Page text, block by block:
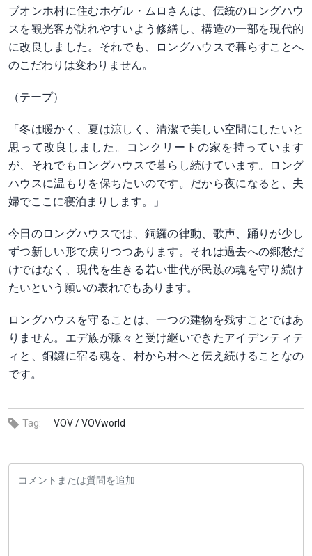
ブオンホ村に住むホゲル・ムロさんは、伝統のロングハウ
スを観光客が訪れやすいよう修繕し、構造の一部を現代的
に改良しました。それでも、ロングハウスで暮らすことへ
のこだわりは変わりません。
（テープ）
「冬は暖かく、夏は涼しく、清潔で美しい空間にしたいと
思って改良しました。コンクリートの家を持っています
が、それでもロングハウスで暮らし続けています。ロング
ハウスに温もりを保ちたいのです。だから夜になると、夫
婦でここに寝泊まりします。」
今日のロングハウスでは、銅鑼の律動、歌声、踊りが少し
ずつ新しい形で戻りつつあります。それは過去への郷愁だ
けではなく、現代を生きる若い世代が民族の魂を守り続け
たいという願いの表れでもあります。
ロングハウスを守ることは、一つの建物を残すことではあ
りません。エデ族が脈々と受け継いできたアイデンティテ
ィと、銅鑼に宿る魂を、村から村へと伝え続けることなの
です。
Tag: VOV /VOVworld